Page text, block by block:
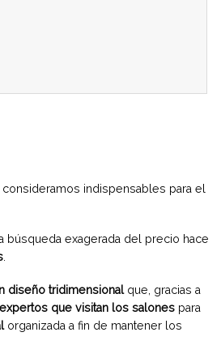
indispensables para el
búsqueda exagerada del precio hace
.
diseño tridimensionalque, gracias a
que visitan los salones para
organizada a fin de mantener los